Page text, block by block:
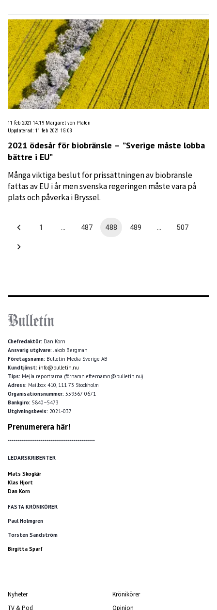
11 feb 2021 14:19 Margaret von Platen
Uppdaterad: 11 feb 2021 15:03
2021 ödesår för biobränsle – ”Sverige måste lobba
bättre i EU”
Många viktiga beslut för prissättningen av biobränsle
fattas av EU i år men svenska regeringen måste vara på
plats och påverka i Bryssel.
1 487 488 489 507
Chefredaktör: Dan Korn
Ansvarig utgivare:Jakob Bergman
Företagsnamn: Bulletin Media Sverige AB
Kundtjänst: info@bulletin.nu
Tips: Mejla reportrarna (förnamn.efternamn@bulletin.nu)
Adress: Mailbox 410, 111 73 Stockholm
Organisationsnummer: 559367-0671
Bankgiro: 5840–5473
Utgivningsbevis: 2021-037
Prenumerera här!
*********************************************
LEDARSKRIBENTER
Mats Skogkär
Klas Hjort
Dan Korn
FASTA KRÖNIKÖRER
Paul Holmgren
Torsten Sandström
Birgitta Sparf
Nyheter
TV & Pod
Krönikörer
Opinion